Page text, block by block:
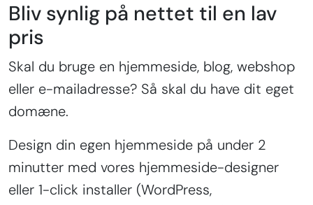
Bliv synlig på nettet til en lav
pris
Skal du bruge en hjemmeside, blog, webshop
eller e-mailadresse? Så skal du have dit eget
domæne.
Design din egen hjemmeside på under 2
minutter med vores hjemmeside-designer
eller 1-click installer (WordPress,